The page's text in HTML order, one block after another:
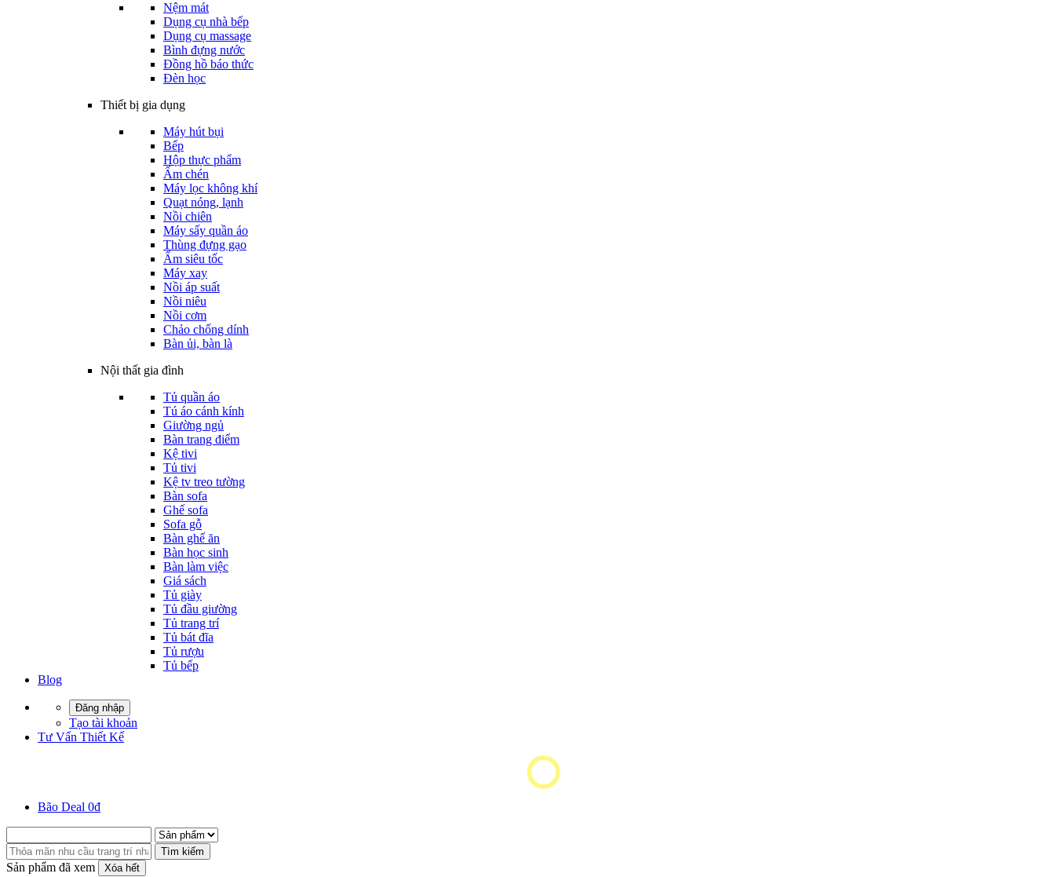
Nệm mát
Dụng cụ nhà bếp
Dụng cụ massage
Bình đựng nước
Đồng hồ báo thức
Đèn học
Thiết bị gia dụng
Máy hút bụi
Bếp
Hộp thực phẩm
Ấm chén
Máy lọc không khí
Quạt nóng, lạnh
Nồi chiên
Máy sấy quần áo
Thùng đựng gạo
Ấm siêu tốc
Máy xay
Nồi áp suất
Nồi niêu
Nồi cơm
Chảo chống dính
Bàn ủi, bàn là
Nội thất gia đình
Tủ quần áo
Tú áo cánh kính
Giường ngủ
Bàn trang điểm
Kệ tivi
Tủ tivi
Kệ tv treo tường
Bàn sofa
Ghế sofa
Sofa gỗ
Bàn ghế ăn
Bàn học sinh
Bàn làm việc
Giá sách
Tủ giày
Tủ đầu giường
Tủ trang trí
Tủ bát đĩa
Tủ rượu
Tủ bếp
Blog
Đăng nhập
Tạo tài khoản
Tư Vấn Thiết Kế
Bão Deal 0đ
Tìm kiếm
Sản phẩm đã xem Xóa hết